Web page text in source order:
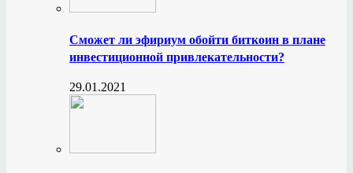
Сможет ли эфириум обойти биткоин в плане
инвестиционной привлекательности?
29.01.2021